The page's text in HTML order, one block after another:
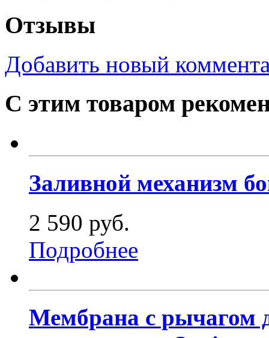
Отзывы
Добавить новый
С этим товаром
Заливной механизм
2 590 руб.
Подробнее
Мембрана с рычагом